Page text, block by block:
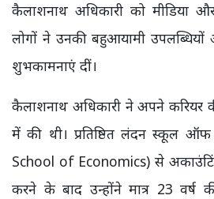
कैलाशनाथ अधिकारी को मीडिया
लोगों ने उनकी बहुआयामी
शुभकामनाएं दीं।
कैलाशनाथ अधिकारी ने अपने
में की थी। प्रतिष्ठित लंदन स्कूल
School of Economics) से
करने के बाद उन्होंने मात्र 23 वर्ष